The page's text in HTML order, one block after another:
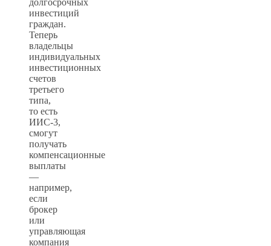
инвестиций
граждан.
Теперь
владельцы
индивидуальных
инвестиционных
счетов
третьего
типа,
то есть
ИИС-3,
смогут
получать
компенсационные
выплаты
—
например,
если
брокер
или
управляющая
компания